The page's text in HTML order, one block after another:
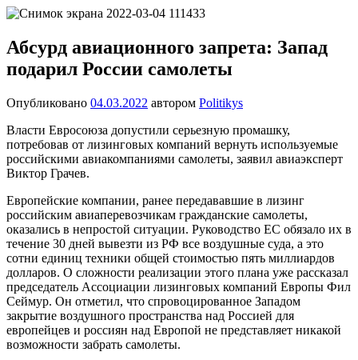
Перейти
содержимому
один
сайт
на
WordPress
Абсурд авиационного запрета: Запад
подарил России самолеты
Опубликовано 04.03.2022 автором Politikys
Власти Евросоюза допустили серьезную промашку,
потребовав от лизинговых компаний вернуть используемые
российскими авиакомпаниями самолеты, заявил авиаэксперт
Виктор Грачев.
Европейские компании, ранее передававшие в лизинг
российским авиаперевозчикам гражданские самолеты,
оказались в непростой ситуации. Руководство ЕС обязало их в
течение 30 дней вывезти из РФ все воздушные суда, а это
сотни единиц техники общей стоимостью пять миллиардов
долларов. О сложности реализации этого плана уже рассказал
председатель Ассоциации лизинговых компаний Европы Фил
Сеймур. Он отметил, что спровоцированное Западом
закрытие воздушного пространства над Россией для
европейцев и россиян над Европой не представляет никакой
возможности забрать самолеты.